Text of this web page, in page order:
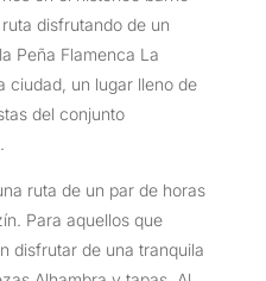
disfrutando de un
Peña Flamenca La
ciudad, un lugar lleno de
del conjunto
ruta de un par de horas
Para aquellos que
disfrutar de una tranquila